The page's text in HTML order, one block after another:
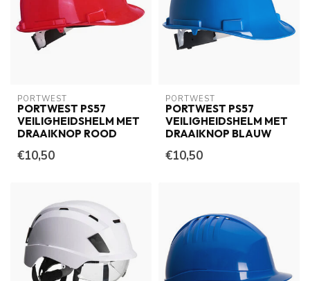
PORTWEST
PORTWEST PS57
VEILIGHEIDSHELM MET
DRAAIKNOP ROOD
€10,50
PORTWEST
PORTWEST PS57
VEILIGHEIDSHELM MET
DRAAIKNOP BLAUW
€10,50